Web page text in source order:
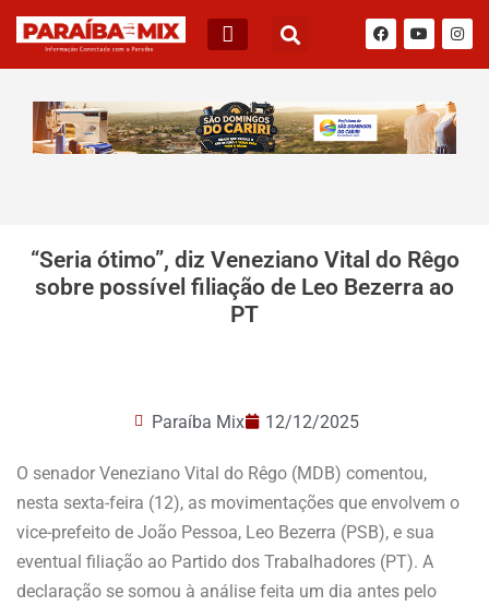
“Seria ótimo”, diz Veneziano Vital do Rêgo
sobre possível filiação de Leo Bezerra ao
PT
Paraíba Mix 12/12/2025
O senador Veneziano Vital do Rêgo (MDB) comentou,
nesta sexta-feira (12), as movimentações que envolvem o
vice-prefeito de João Pessoa, Leo Bezerra (PSB), e sua
eventual filiação ao Partido dos Trabalhadores (PT). A
declaração se somou à análise feita um dia antes pelo